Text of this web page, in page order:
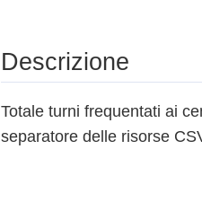
Descrizione
Totale turni frequentati ai
separatore delle risorse